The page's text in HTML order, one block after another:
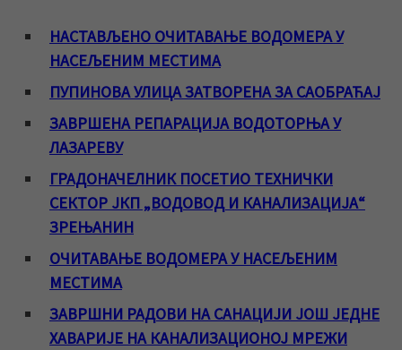
НАСТАВЉЕНО ОЧИТАВАЊЕ ВОДОМЕРА У
НАСЕЉЕНИМ МЕСТИМА
ПУПИНОВА УЛИЦА ЗАТВОРЕНА ЗА САОБРАЋАЈ
ЗАВРШЕНА РЕПАРАЦИЈА ВОДОТОРЊА У
ЛАЗАРЕВУ
ГРАДОНАЧЕЛНИК ПОСЕТИО ТЕХНИЧКИ
СЕКТОР ЈКП „ВОДОВОД И КАНАЛИЗАЦИЈА“
ЗРЕЊАНИН
ОЧИТАВАЊЕ ВОДОМЕРА У НАСЕЉЕНИМ
МЕСТИМА
ЗАВРШНИ РАДОВИ НА САНАЦИЈИ ЈОШ ЈЕДНЕ
ХАВАРИЈЕ НА КАНАЛИЗАЦИОНОЈ МРЕЖИ